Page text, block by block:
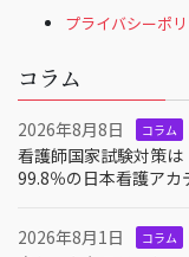
プライバシーポ
コラム
2026年8月8日 コラム
看護師国家試験対策
99.8％の日本看護アカ
2026年8月1日 コラム